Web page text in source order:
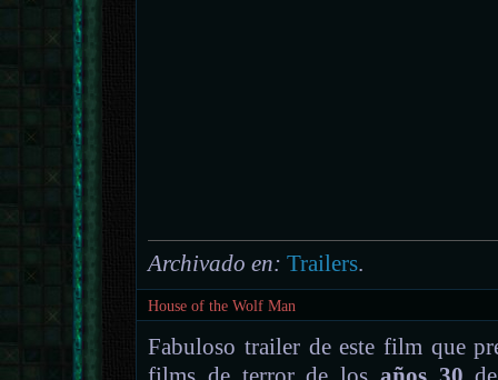
Archivado en: Trailers.
House of the Wolf Man
Fabuloso trailer de este film que